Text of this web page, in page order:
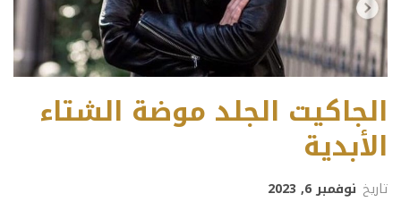
الجاكيت الجلد موضة الشتاء
الأبدية
تاريخ نوفمبر 6, 2023